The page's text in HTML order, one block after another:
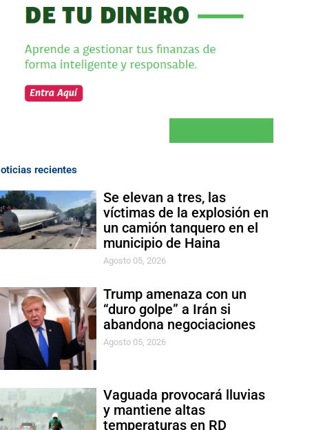
recientes
Se elevan a tres, las
víctimas de la explosión en
un camión tanquero en el
municipio de Haina
Agosto 05, 2026
Trump amenaza con un
“duro golpe” a Irán si
abandona negociaciones
Agosto 05, 2026
Vaguada provocará lluvias
y mantiene altas
temperaturas en RD